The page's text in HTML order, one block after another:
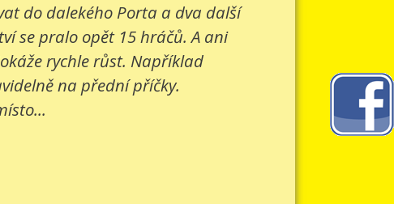
do dalekého Porta a dva další
se pralo opět 15 hráčů. A ani
rychle růst. Například
na přední příčky.